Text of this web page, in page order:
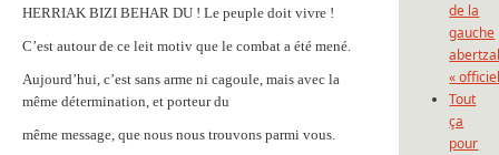
HERRIAK BIZI BEHAR DU ! Le peuple doit vivre !
C’est autour de ce leit motiv que le combat a été mené.
Aujourd’hui, c’est sans arme ni cagoule, mais avec la
même détermination, et porteur du
même message, que nous nous trouvons parmi vous.
de la
gauche
«
Tout
ça
pour